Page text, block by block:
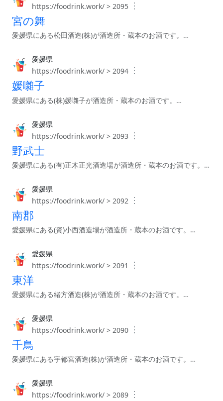
https://foodrink.work/ > 2095 ︙
宮の舞
愛媛県にある松田酒造(株)が酒造所・蔵本のお酒です。…
愛媛県
https://foodrink.work/ > 2094 ︙
媛囃子
愛媛県にある(株)媛囃子が酒造所・蔵本のお酒です。…
愛媛県
https://foodrink.work/ > 2093
︙
野武士
愛媛県にある(有)正木正光酒造場が酒造所・蔵本のお酒です。…
愛媛県
https://foodrink.work/ > 2092
︙
南郡
愛媛県にある(資)小西酒造場が酒造所・蔵本のお酒です。…
愛媛県
https://foodrink.work/ > 2091
︙
東洋
愛媛県にある緒方酒造(株)が酒造所・蔵本のお酒です。…
愛媛県
https://foodrink.work/ > 2090 ︙
千鳥
愛媛県にある宇都宮酒造(株)が酒造所・蔵本のお酒です。…
愛媛県
https://foodrink.work/ > 2089 ︙